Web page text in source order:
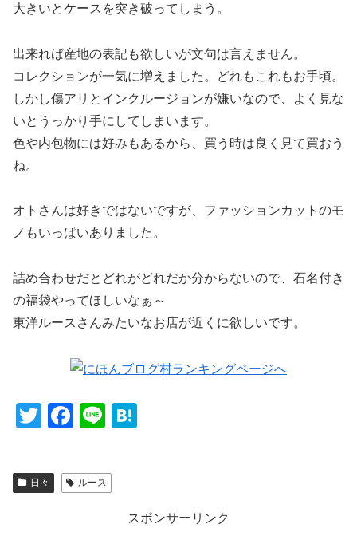
大きいとケースを突き破ってしまう。
出来れば産地の表記も欲しいが文句は言えません。
コレクションが一気に増えました。どれもこれもお手頃。
しかし傷アリとインクルージョンが嫌いなので、よく見な
いとうっかり手にしてしまいます。
色や内包物には好みもあるから、買う時は良く見て買おう
ね。
オトさんは好きではないですが、ファッションカットのモ
ノもいっぱいありました。
詰め合わせだとどれがどれだか分からないので、石名付き
の福袋やってほしいなぁ～
東洋ルースさんみたいなお店が近くに欲しいです。
T
tt
er
F
c
e
Li
e
a
日々 ルース
スポンサーリンク